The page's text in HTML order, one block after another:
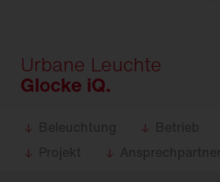
Urbane Leuchte
Glocke iQ.
Beleuchtung Betrieb
Projekt
Ansprechpartner